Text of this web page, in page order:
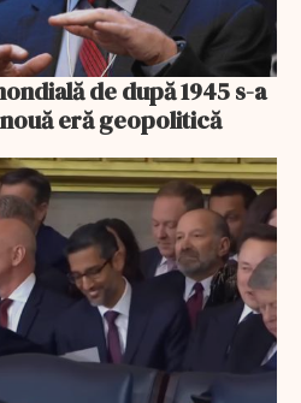
de după 1945 s-a
eră geopolitică